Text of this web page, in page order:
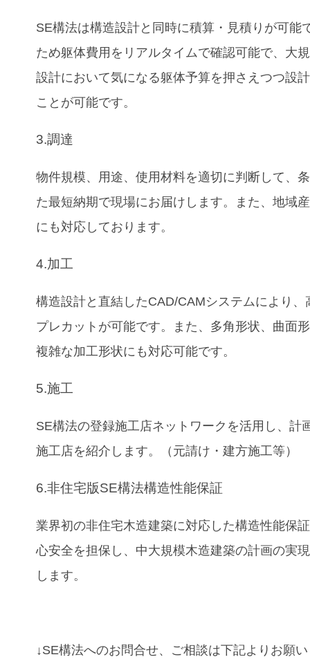
SE構法は構造設計と同時に積算・見積りが可能
ため躯体費用をリアルタイムで確認可能で、大
設計において気になる躯体予算を押さえつつ設
ことが可能です。
3.調達
物件規模、用途、使用材料を適切に判断して、
た最短納期で現場にお届けします。また、地域
にも対応しております。
4.加工
構造設計と直結したCAD/CAMシステムにより、
プレカットが可能です。また、多角形状、曲面
複雑な加工形状にも対応可能です。
5.施工
SE構法の登録施工店ネットワークを活用し、計
施工店を紹介します。（元請け・建方施工等）
6.非住宅版SE構法構造性能保証
業界初の非住宅木造建築に対応した構造性能保
心安全を担保し、中大規模木造建築の計画の実
します。
↓SE構法へのお問合せ、ご相談は下記よりお願